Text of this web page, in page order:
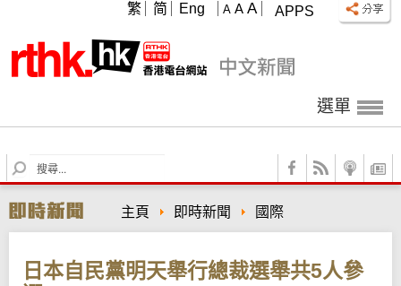
APPS
A A A
繁 简 Eng
選單
S
e
r
c
主頁 即時新聞 國際
日本自民黨明天舉行總裁選舉共5人參